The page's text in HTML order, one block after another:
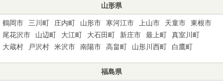
山形県
鶴岡市 三川町 庄内町 山形市 寒河江市 上山市 天童市
東根市
尾花沢市
山辺町 大江町 大石田町 新庄市 最上町
真室川町
大蔵村
戸沢村 米沢市 南陽市 高畠町 山形川西町 白鷹町
福島県